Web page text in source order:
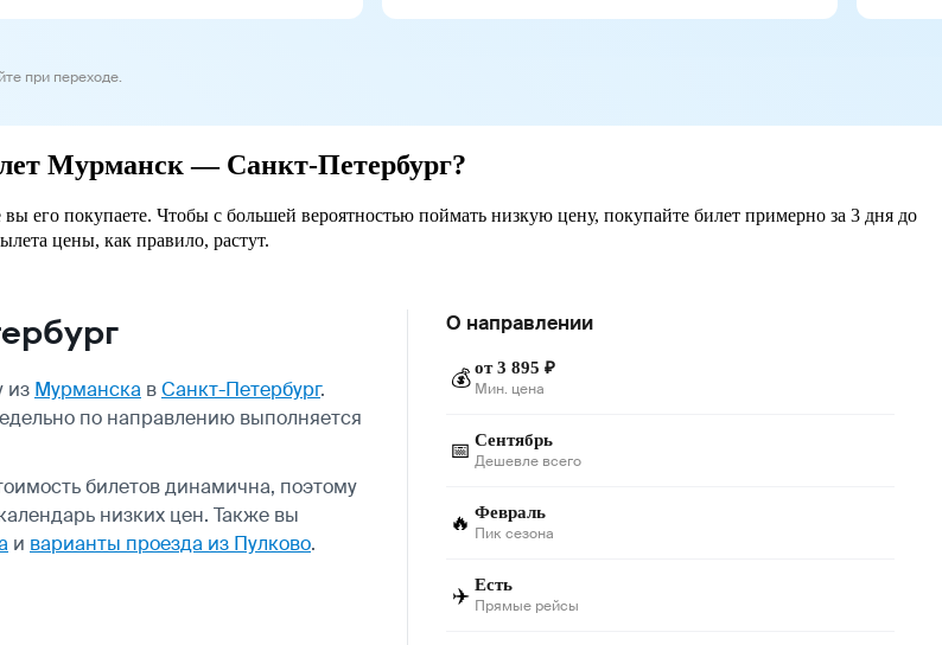
при переходе.
Мурманск — Санкт-Петербург?
его покупаете. Чтобы с большей вероятностью поймать низкую цену, покупайте билет примерно за 3 дня до
цены, как правило, растут.
из Мурманска вСанкт-Петербург.
по направлению выполняется
билетов динамична, поэтому
низких цен. Также вы
и варианты проезда из Пулково.
О направлении
💰 от 3 895 ₽
Мин. цена
📅 Сентябрь
Дешевле всего
🔥 Февраль
Пик сезона
✈️ Есть
Прямые рейсы